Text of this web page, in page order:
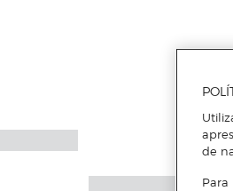
de
Para